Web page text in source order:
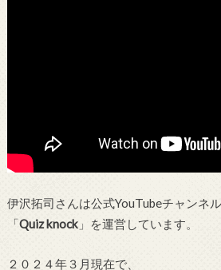
伊沢拓司さんは公式YouTubeチャンネル
「Quiz knock」を運営しています。
２０２４年３月現在で、